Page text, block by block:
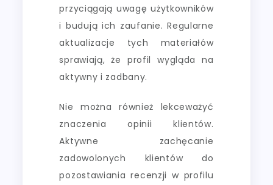
przyciągają uwagę użytkowników
i budują ich zaufanie. Regularne
aktualizacje tych materiałów
sprawiają, że profil wygląda na
aktywny i zadbany.
Nie można również lekceważyć
znaczenia opinii klientów.
Aktywne zachęcanie
zadowolonych klientów do
pozostawiania recenzji w profilu